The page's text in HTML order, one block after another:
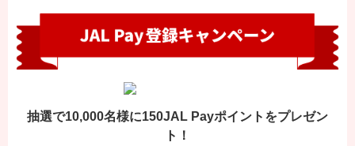
抽選で10,000名様に150JAL Payポイントをプレゼン
ト！